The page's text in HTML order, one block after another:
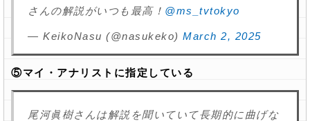
さんの解説がいつも最高！ @ms_tvtokyo
— KeikoNasu (@nasukeko) March 2, 2025
⑤マイ・アナリストに指定している
尾河眞樹さんは解説を聞いていて長期的に曲げな